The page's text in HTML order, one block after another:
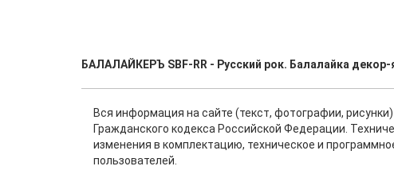
БАЛАЛАЙКЕРЪ SBF-RR - Русский рок. Балалайка
Вся информация на сайте (текст, фотографии,
Гражданского кодекса Российской Федерации.
изменения в комплектацию, техническое и
пользователей.